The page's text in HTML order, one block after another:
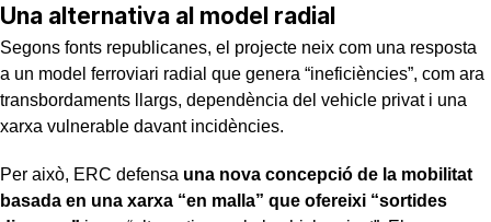
Una alternativa al model radial
Segons fonts republicanes, el projecte neix com una resposta
a un model ferroviari radial que genera “ineficiències”, com ara
transbordaments llargs, dependència del vehicle privat i una
xarxa vulnerable davant incidències.
Per això, ERC defensa una nova concepció de la mobilitat
basada en una xarxa “en malla” que ofereixi “sortides